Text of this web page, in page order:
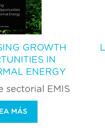
GROWTH
IN
ENERGY
sectorial EMIS
MÁS